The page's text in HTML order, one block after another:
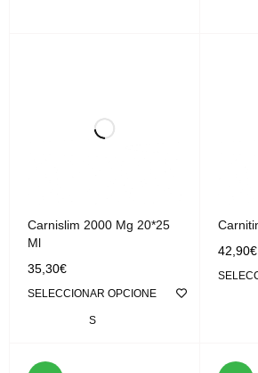
Carnislim 2000 Mg 20*25
Ml
35,30€
SELECCIONAR OPCIONE
S
42,90€